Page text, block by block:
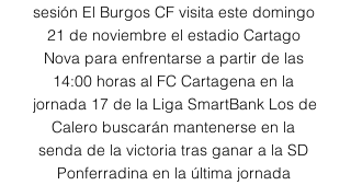
sesión El Burgos CF visita este domingo
21 de noviembre el estadio Cartago
Nova para enfrentarse a partir de las
14:00 horas al FC Cartagena en la
jornada 17 de la Liga SmartBank Los de
Calero buscarán mantenerse en la
senda de la victoria tras ganar a la SD
Ponferradina en la última jornada